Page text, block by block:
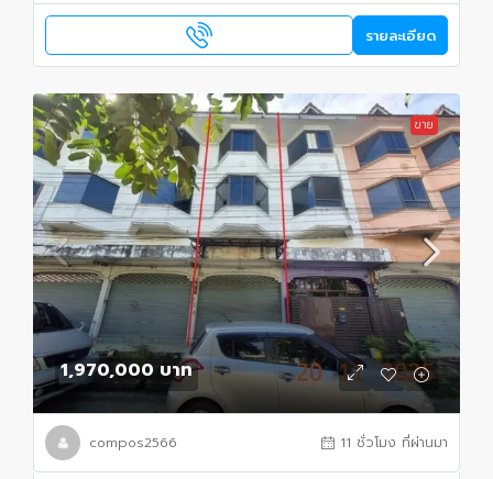
รายละเอียด
ขาย
1,970,000 บาท
compos2566 11 ชั่วโมง ที่ผ่านมา